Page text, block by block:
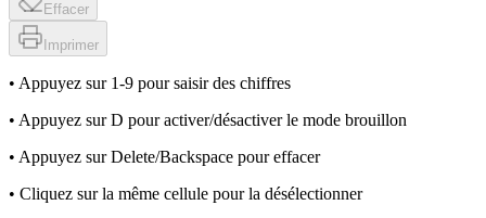
Effacer
Imprimer
• Appuyez sur 1-9 pour saisir des chiffres
• Appuyez sur D pour activer/désactiver le mode brouillon
• Appuyez sur Delete/Backspace pour effacer
• Cliquez sur la même cellule pour la désélectionner